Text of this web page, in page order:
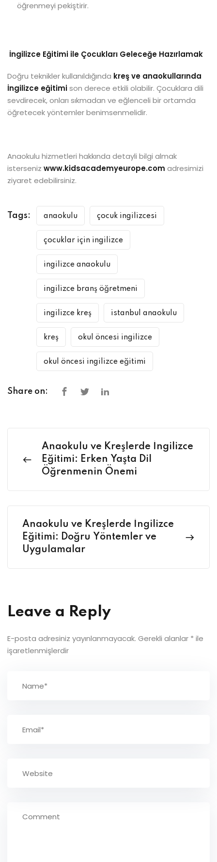
öğrenmeyi pekiştirir.
İngilizce Eğitimi ile Çocukları Geleceğe Hazırlamak
Doğru teknikler kullanıldığında kreş ve anaokullarında
İngilizce eğitimison derece etkili olabilir. Çocuklara dili
sevdirecek, onları sıkmadan ve eğlenceli bir ortamda
öğretecek yöntemler benimsenmelidir.
Anaokulu hizmetleri hakkında detayli bilgi almak
isterseniz www.kidsacademyeurope.com adresimizi
ziyaret edebilirsiniz.
Tags: anaokulu çocuk ingilizcesi
çocuklar için ingilizce
ingilizce anaokulu
ingilizce branş öğretmeni
ingilizce kreş istanbul anaokulu
kreş okul öncesi ingilizce
okul öncesi ingilizce eğitimi
Share on:
Anaokulu ve Kreşlerde İngilizce
Eğitimi: Erken Yaşta Dil
Öğrenmenin Önemi
Anaokulu ve Kreşlerde İngilizce
Eğitimi: Doğru Yöntemler ve
Uygulamalar
Leave a Reply
E-posta adresiniz yayınlanmayacak. Gerekli alanlar * ile
işaretlenmişlerdir